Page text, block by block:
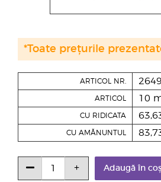
ARTICOL NR.
ARTICOL 10
CU RIDICATA
CU AMĂNUNTUL
Adaugă în coș
*Toate prețurile